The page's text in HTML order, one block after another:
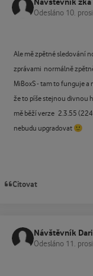
Návštěvník zka
Odesláno 10.
Ale mě zpětné sledování
zprávami normálně
MiBoxS - tam to funguje a
že to píše stejnou divnou
mě běží verze 2.3.55
nebudu upgradovat 🙂
Citovat
Návštěvník
Odesláno 11.